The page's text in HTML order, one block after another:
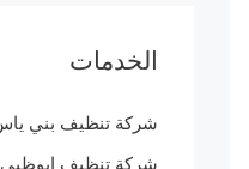
الخدمات
شركة تنظيف بني
شركة تنظيف ابوظبي